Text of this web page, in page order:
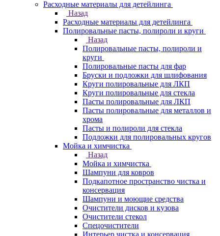
Расходные материалы для детейлинга
Назад
Расходные материалы для детейлинга
Полировальные пасты, полироли и круги
Назад
Полировальные пасты, полироли и
круги
Полировальные пасты для фар
Бруски и подложки для шлифования
Круги полировальные для ЛКП
Круги полировальные для стекла
Пасты полировальные для ЛКП
Пасты полировальные для металлов и
хрома
Пасты и полироли для стекла
Подложки для полировальных кругов
Мойка и химчистка
Назад
Мойка и химчистка
Шампуни для ковров
Подкапотное пространство чистка и
консервация
Шампуни и моющие средства
Очистители дисков и кузова
Очистители стекол
Спецочистители
Интерьер чистка и консервация